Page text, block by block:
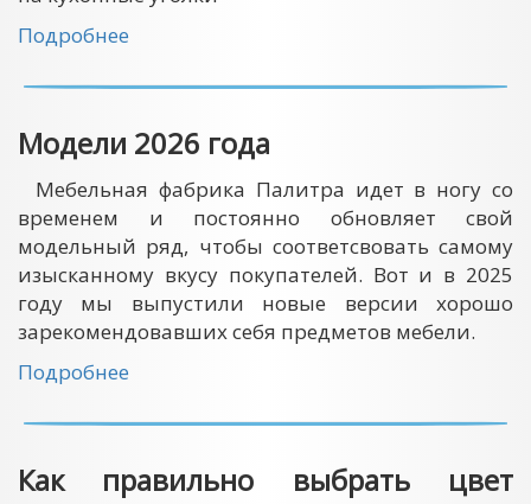
Подробнее
Модели 2026 года
Мебельная фабрика Палитра идет в ногу со
временем и постоянно обновляет свой
модельный ряд, чтобы соответсвовать самому
изысканному вкусу покупателей. Вот и в 2025
году мы выпустили новые версии хорошо
зарекомендовавших себя предметов мебели.
Подробнее
Как правильно выбрать цвет